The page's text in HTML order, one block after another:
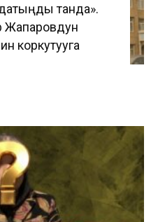
танда».
Жапаровдун
коркутууга